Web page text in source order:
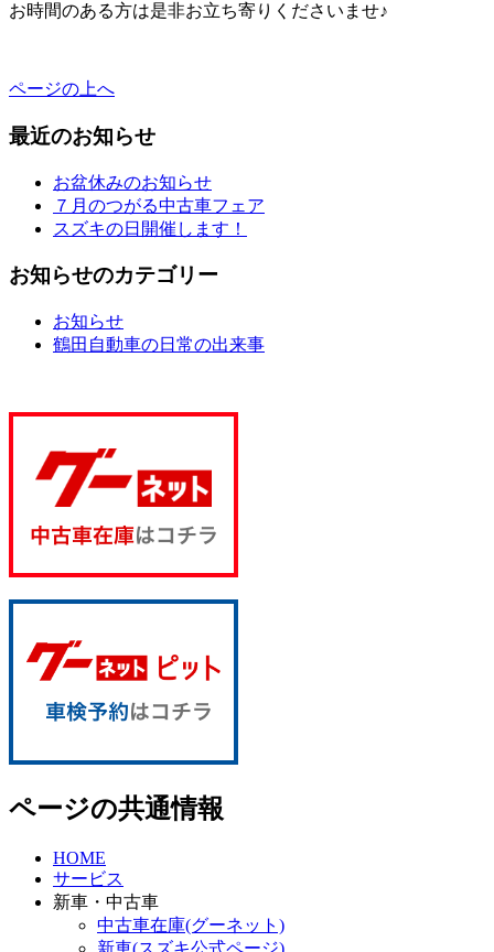
お時間のある方は是非お立ち寄りくださいませ♪
ページの上へ
最近のお知らせ
お盆休みのお知らせ
７月のつがる中古車フェア
スズキの日開催します！
お知らせのカテゴリー
お知らせ
鶴田自動車の日常の出来事
ページの共通情報
HOME
サービス
新車・中古車
中古車在庫(グーネット)
新車(スズキ公式ページ)